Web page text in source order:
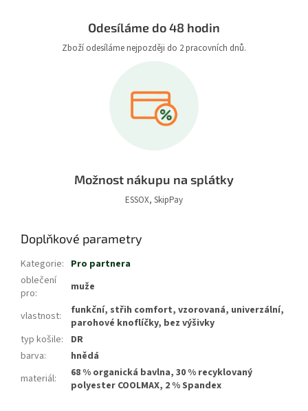
Odesíláme do 48 hodin
Zboží odesíláme nejpozději do 2 pracovních dnů.
Možnost nákupu na splátky
ESSOX, SkipPay
Doplňkové parametry
Kategorie: Pro partnera
oblečení
pro: muže
vlastnost:
funkční, střih comfort, vzorovaná, univerzální,
parohové knoflíčky, bez výšivky
typ košile:
DR
barva:
hnědá
materiál:
68 % organická bavlna, 30 % recyklovaný
polyester COOLMAX, 2 % Spandex